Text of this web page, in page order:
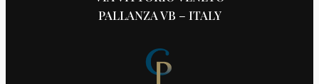
PALLANZA VB – ITALY